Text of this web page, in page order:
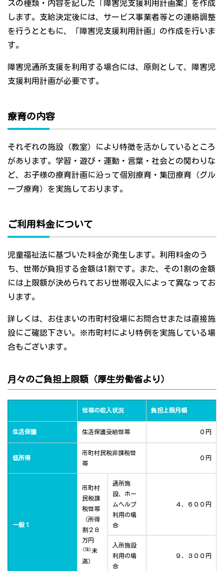
スの種類・内容を記した「障害児支援利用計画案」を作成
します。支給決定後には、サービス事業者等との連絡調整
を行うとともに、「障害児支援利用計画」の作成を行いま
す。
障害児通所支援を利用する場合には、原則として、障害児
支援利用計画が必要です。
療育の内容
それぞれの施設（教室）により特徴を活かしているところ
があります。学習・遊び・運動・言葉・社会との関わりな
ど、お子様の療育計画に沿って個別療育・集団療育（グル
ープ療育）を実施しております。
ご利用料金について
児童福祉法に基づいた料金が発生します。利用料金のう
ち、世帯が負担する金額は1割です。また、その1割の金額
には上限額が決められており世帯収入によって異なってお
ります。
詳しくは、お住まいの市町村役場にお問合せまたは直接施
設にご確認下さい。※市町村により特例を実施している場
合もございます。
月々のご負担上限額（厚生労働省より）
世帯の収入状況 負担上限月額
生活保護 生活保護受給世帯 ０円
低所得
市町村民税非課税世
帯
０円
一般１
市町村
民税課
税世帯
（所得
割２８
万円
(注) 未
満）
通所施
設、ホー
ムヘルプ
利用の場
合
４，６００円
入所施設
利用の場
合
９，３００円